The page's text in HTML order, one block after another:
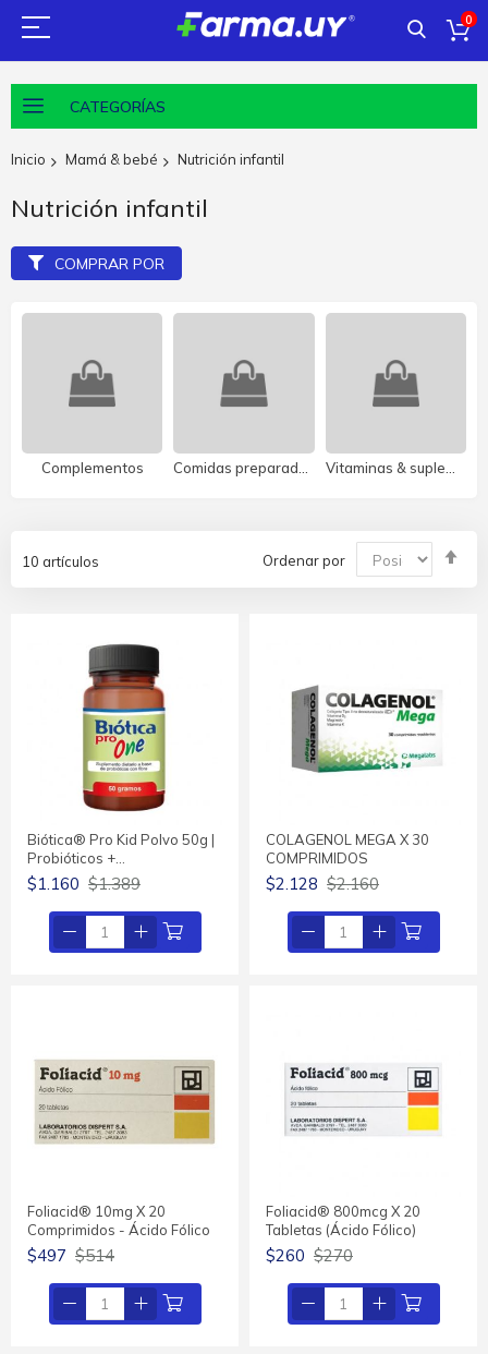
0
CATEGORÍAS
Inicio Mamá & bebé Nutrición infantil
Nutrición infantil
Complementos
10 artículos Ordenar por
Biótica® Pro Kid Polvo 50g |
Probióticos +…
$1.160 $1.389
COLAGENOL MEGA X 30
COMPRIMIDOS
$2.128 $2.160
Foliacid® 10mg X 20
Comprimidos - Ácido Fólico
$497 $514
Foliacid® 800mcg X 20
Tabletas (Ácido Fólico)
$260 $270
COMPRAR POR